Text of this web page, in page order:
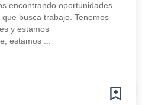
encontrando oportunidades
busca trabajo. Tenemos
y estamos
estamos ...